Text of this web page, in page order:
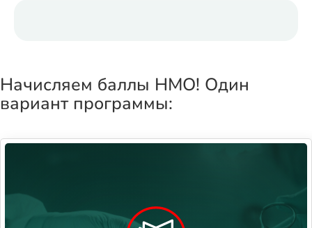
Начисляем баллы НМО! Один
вариант программы: